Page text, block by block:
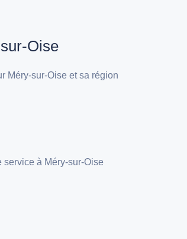
Oise
Méry-sur-Oise et sa région
à Méry-sur-Oise